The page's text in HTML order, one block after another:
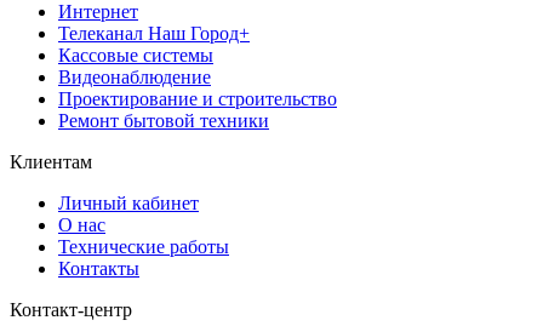
Интернет
Телеканал Наш Город+
Кассовые системы
Видеонаблюдение
Проектирование и строительство
Ремонт бытовой техники
Клиентам
Личный кабинет
О нас
Технические работы
Контакты
Контакт-центр